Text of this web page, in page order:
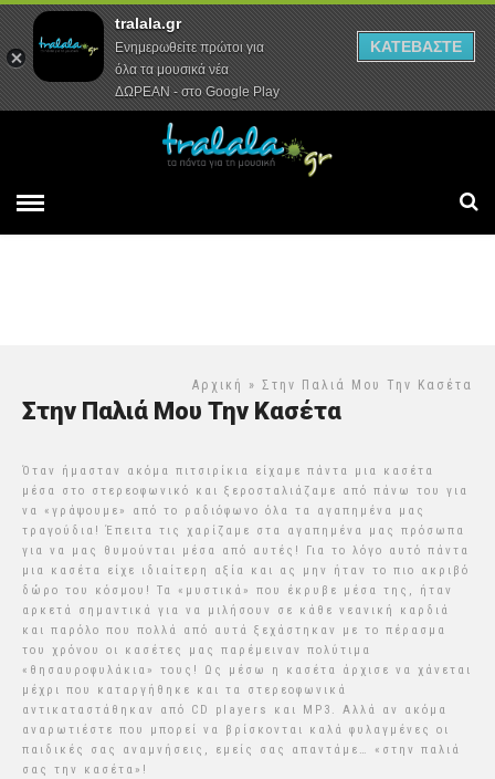
Αρχική Συνεντεύξεις Ρεπορτάζ
Αρχική » Στην Παλιά Μου Την Κασέτα
Στην Παλιά Μου Την Κασέτα
Όταν ήμασταν ακόμα πιτσιρίκια είχαμε πάντα μια κασέτα
μέσα στο στερεοφωνικό και ξεροσταλιάζαμε από πάνω του για
να «γράψουμε» από το ραδιόφωνο όλα τα αγαπημένα μας
τραγούδια! Έπειτα τις χαρίζαμε στα αγαπημένα μας πρόσωπα
για να μας θυμούνται μέσα από αυτές! Για το λόγο αυτό πάντα
μια κασέτα είχε ιδιαίτερη αξία και ας μην ήταν το πιο ακριβό
δώρο του κόσμου! Τα «μυστικά» που έκρυβε μέσα της, ήταν
αρκετά σημαντικά για να μιλήσουν σε κάθε νεανική καρδιά
και παρόλο που πολλά από αυτά ξεχάστηκαν με το πέρασμα
του χρόνου οι κασέτες μας παρέμειναν πολύτιμα
«θησαυροφυλάκια» τους! Ως μέσω η κασέτα άρχισε να χάνεται
μέχρι που καταργήθηκε και τα στερεοφωνικά
αντικαταστάθηκαν από CD players και MP3. Αλλά αν ακόμα
αναρωτιέστε που μπορεί να βρίσκονται καλά φυλαγμένες οι
παιδικές σας αναμνήσεις, εμείς σας απαντάμε… «στην παλιά
σας την κασέτα»!
tralala.gr
Ενημερωθείτε πρώτοι για
όλα τα μουσικά νέα
ΔΩΡΕΑΝ - στο Google Play
ΚΑΤΕΒΑΣΤΕ